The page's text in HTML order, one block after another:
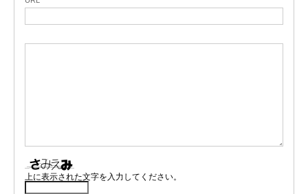
上に表示された文字を入力してください。